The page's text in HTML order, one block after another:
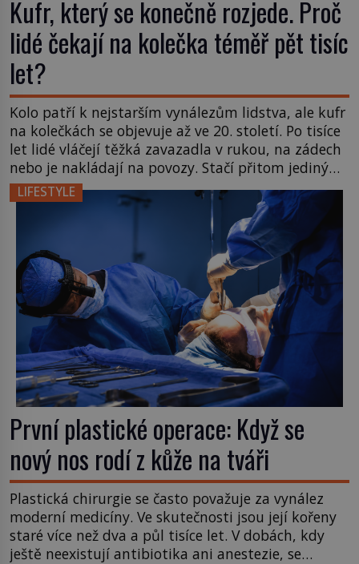
Kufr, který se konečně rozjede. Proč
lidé čekají na kolečka téměř pět tisíc
let?
Kolo patří k nejstarším vynálezům lidstva, ale kufr
na kolečkách se objevuje až ve 20. století. Po tisíce
let lidé vláčejí těžká zavazadla v rukou, na zádech
nebo je nakládají na povozy. Stačí přitom jediný
nápad, připevnit ke kufru kolečka. Jenže právě ten
nikdo dlouho nedostane. Až jednou se na letišti
LIFESTYLE
První plastické operace: Když se
nový nos rodí z kůže na tváři
Plastická chirurgie se často považuje za vynález
moderní medicíny. Ve skutečnosti jsou její kořeny
staré více než dva a půl tisíce let. V dobách, kdy
ještě neexistují antibiotika ani anestezie, se